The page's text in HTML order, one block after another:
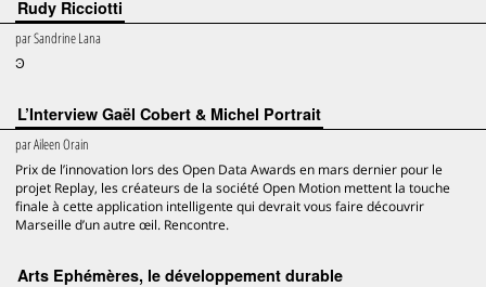
Rudy Ricciotti
parSandrine Lana
Ͽ
L’Interview Gaël Cobert & Michel Portrait
parAileen Orain
Prix de l’innovation lors des Open Data Awards en mars dernier pour le
projet Replay, les créateurs de la société Open Motion mettent la touche
finale à cette application intelligente qui devrait vous faire découvrir
Marseille d’un autre œil. Rencontre.
Arts Ephémères, le développement durable